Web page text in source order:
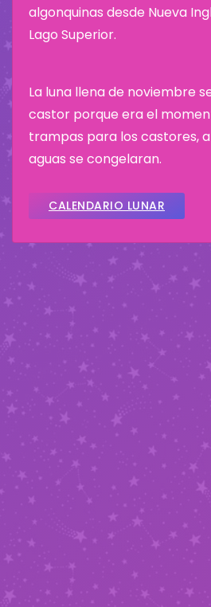
algonquinas desde Nueva
Lago Superior.
La luna llena de noviembre
castor porque era el
trampas para los castores,
aguas se congelaran.
CALENDARIO LUNAR